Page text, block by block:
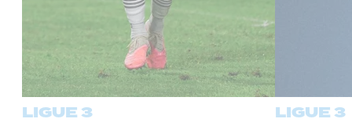
LIGUE 3 LIGUE 3